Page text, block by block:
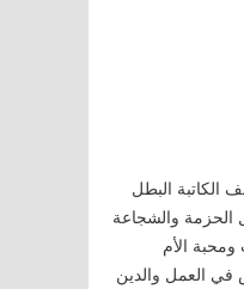
الكاتبة البطل
الحزمة والشجاعة
ومحبة الأم
في العمل والدين